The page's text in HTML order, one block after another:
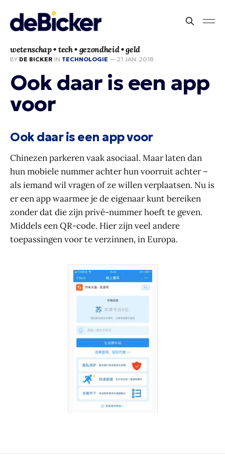
wetenschap • tech • gezondheid • geld
BY DE BICKER IN TECHNOLOGIE — 21 JAN. 2018
Ook daar is een app
voor
Ook daar is een app voor
Chinezen parkeren vaak asociaal. Maar laten dan
hun mobiele nummer achter hun voorruit achter –
als iemand wil vragen of ze willen verplaatsen. Nu is
er een app waarmee je de eigenaar kunt bereiken
zonder dat die zijn privé-nummer hoeft te geven.
Middels een QR-code. Hier zijn veel andere
toepassingen voor te verzinnen, in Europa.